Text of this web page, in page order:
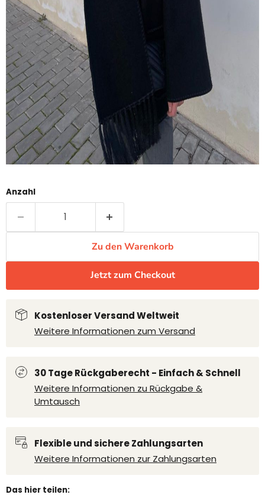
Anzahl
Zu den Warenkorb
Jetzt zum Checkout
Kostenloser Versand Weltweit
Weitere Informationen zum Versand
30 Tage Rückgaberecht - Einfach & Schnell
Weitere Informationen zu Rückgabe &
Umtausch
Flexible und sichere Zahlungsarten
Weitere Informationen zur Zahlungsarten
Das hier teilen: